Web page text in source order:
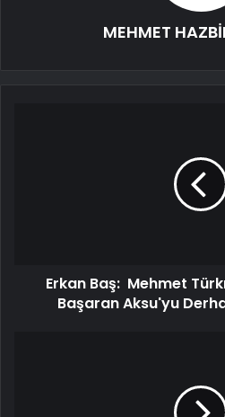
MEHMET
Erkan Baş: Mehmet
Başaran Aksu'yu